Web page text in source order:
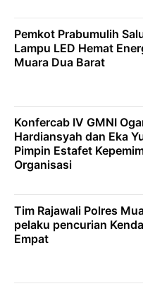
Pemkot Prabumulih
Lampu LED Hemat
Muara Dua Barat
Konfercab IV GMNI
Hardiansyah dan Eka
Pimpin Estafet
Organisasi
Tim Rajawali Polres
pelaku pencurian
Empat